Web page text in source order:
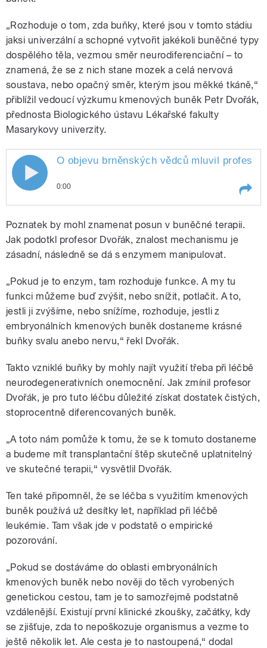
„Rozhoduje o tom, zda buňky, které jsou v tomto stádiu
jaksi univerzální a schopné vytvořit jakékoli buněčné typy
dospělého těla, vezmou směr neurodiferenciační – to
znamená, že se z nich stane mozek a celá nervová
soustava, nebo opačný směr, kterým jsou měkké tkáně,“
přiblížil vedoucí výzkumu kmenových buněk Petr Dvořák,
přednosta Biologického ústavu Lékařské fakulty
Masarykovy univerzity.
O objevu brněnských vědců mluvil
profesor Petr Dvořák, přednosta
Biologického ústavu Lékařské fakulty
Masarykovy univerzity
pause
O objevu brněnských vědců mluvil
0:00
mluvil profesor Petr Dvořák,
přednosta Biologického ústavu
Lékařské fakulty Masarykovy
Poznatek by mohl znamenat posun v buněčné terapii.
Jak podotkl profesor Dvořák, znalost mechanismu je
zásadní, následně se dá s enzymem manipulovat.
„Pokud je to enzym, tam rozhoduje funkce. A my tu
funkci můžeme buď zvýšit, nebo snížit, potlačit. A to,
jestli ji zvýšíme, nebo snížíme, rozhoduje, jestli z
embryonálních kmenových buněk dostaneme krásné
buňky svalu anebo nervu,“ řekl Dvořák.
Takto vzniklé buňky by mohly najít využití třeba při léčbě
neurodegenerativních onemocnění. Jak zmínil profesor
Dvořák, je pro tuto léčbu důležité získat dostatek čistých,
stoprocentně diferencovaných buněk.
„A toto nám pomůže k tomu, že se k tomuto dostaneme
a budeme mít transplantační štěp skutečně uplatnitelný
ve skutečné terapii,“ vysvětlil Dvořák.
Ten také připomněl, že se léčba s využitím kmenových
buněk používá už desítky let, například při léčbě
leukémie. Tam však jde v podstatě o empirické
pozorování.
„Pokud se dostáváme do oblasti embryonálních
kmenových buněk nebo nověji do těch vyrobených
genetickou cestou, tam je to samozřejmě podstatně
vzdálenější. Existují první klinické zkoušky, začátky, kdy
se zjišťuje, zda to nepoškozuje organismus a vezme to
ještě několik let. Ale cesta je to nastoupená,“ dodal